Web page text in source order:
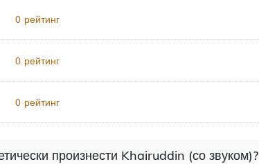
0 рейтинг
0 рейтинг
0 рейтинг
произнести Khairuddin (со звуком)?